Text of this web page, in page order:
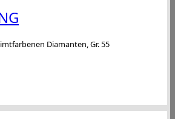
Diamanten, Gr. 55